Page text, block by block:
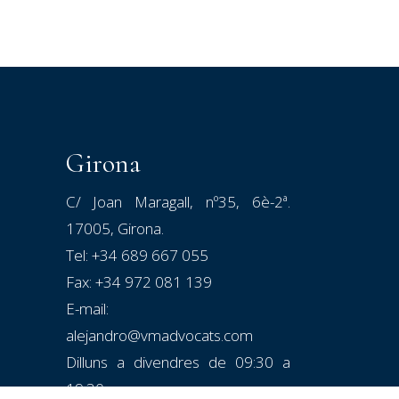
Girona
C/ Joan Maragall, nº35, 6è-2ª.
17005, Girona.
Tel: +34 689 667 055
Fax: +34 972 081 139
E-mail:
alejandro@vmadvocats.com
Dilluns a divendres de 09:30 a
19:30